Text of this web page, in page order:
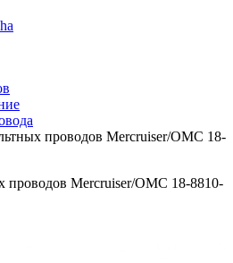
проводов Mercruiser/OMC 18-
проводов Mercruiser/OMC 18-8810-